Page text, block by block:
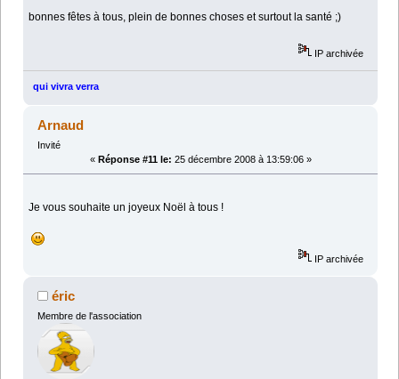
bonnes fêtes à tous, plein de bonnes choses et surtout la santé ;)
IP archivée
qui vivra verra
Arnaud
Invité
« Réponse #11 le: 25 décembre 2008 à 13:59:06 »
Je vous souhaite un joyeux Noël à tous !
IP archivée
éric
Membre de l'association